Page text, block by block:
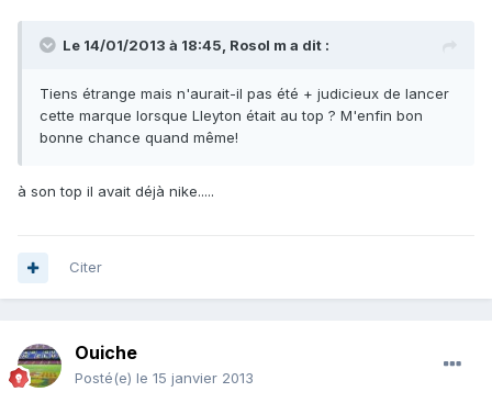
Le 14/01/2013 à 18:45, Rosol m a dit :
Tiens étrange mais n'aurait-il pas été + judicieux de lancer
cette marque lorsque Lleyton était au top ? M'enfin bon
bonne chance quand même!
à son top il avait déjà nike.....
Citer
Ouiche
Posté(e) le 15 janvier 2013